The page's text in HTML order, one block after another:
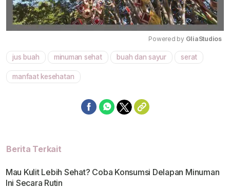
Mute
Powered by GliaStudios
jus buah minuman sehat buah dan sayur serat
manfaat kesehatan
Berita Terkait
Mau Kulit Lebih Sehat? Coba Konsumsi Delapan Minuman
Ini Secara Rutin